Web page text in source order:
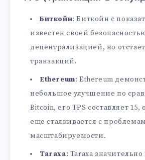
Биткойн: Биткойн с
известен своей
децентрализацией, но
транзакций.
Ethereum: Ethereum
небольшое улучшение по
Bitcoin, его TPS составляет 15,
еще сталкивается с
масштабируемости.
Taraxa: Taraxa